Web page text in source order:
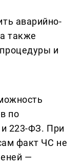
аварийно-
также
и
по
223-ФЗ. При
факт ЧС не
—